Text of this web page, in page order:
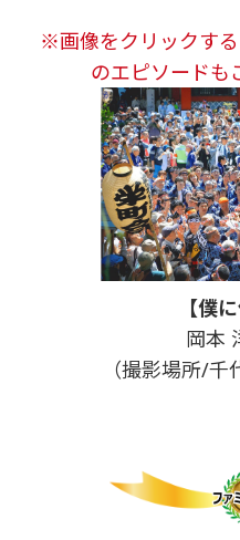
※画像をクリックす
のエピソードも
【僕
岡本
（撮影場所/千